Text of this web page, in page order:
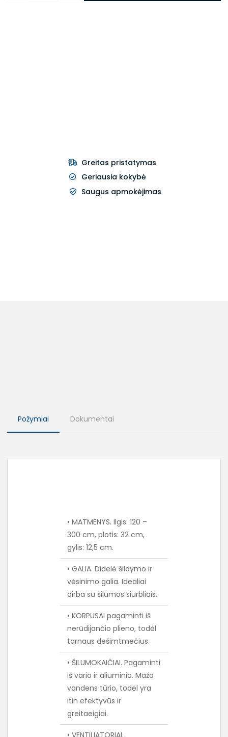
Greitas pristatymas
Geriausia kokybė
Saugus apmokėjimas
Požymiai Dokumentai
• MATMENYS. Ilgis: 120 –
300 cm, plotis: 32 cm,
gylis: 12,5 cm.
• GALIA. Didelė šildymo ir
vėsinimo galia. Idealiai
dirba su šilumos siurbliais.
• KORPUSAI pagaminti iš
nerūdijančio plieno, todėl
tarnaus dešimtmečius.
• ŠILUMOKAIČIAI. Pagaminti
iš vario ir aliuminio. Mažo
vandens tūrio, todėl yra
itin efektyvūs ir
greitaeigiai.